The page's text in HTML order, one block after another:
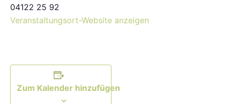
04122 25 92
Veranstaltungsort-Website anzeigen
Zum Kalender hinzufügen